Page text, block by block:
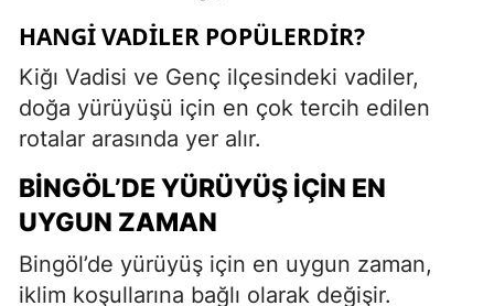
HANGI VADILER POPÜLERDIR?
Kiğı Vadisi ve Genç ilçesindeki vadiler,
doğa yürüyüşü için en çok tercih edilen
rotalar arasında yer alır.
BINGÖL’DE YÜRÜYÜŞ İÇIN EN
UYGUN ZAMAN
Bingöl’de yürüyüş için en uygun zaman,
iklim koşullarına bağlı olarak değişir.